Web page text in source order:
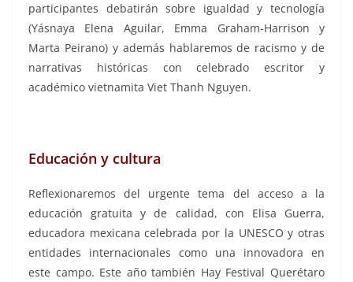
participantes debatirán sobre igualdad y tecnología
(Yásnaya Elena Aguilar, Emma Graham-Harrison y
Marta Peirano) y además hablaremos de racismo y de
narrativas históricas con celebrado escritor y
académico vietnamita Viet Thanh Nguyen.
Educación y cultura
Reflexionaremos del urgente tema del acceso a la
educación gratuita y de calidad, con Elisa Guerra,
educadora mexicana celebrada por la UNESCO y otras
entidades internacionales como una innovadora en
este campo. Este año también Hay Festival Querétaro